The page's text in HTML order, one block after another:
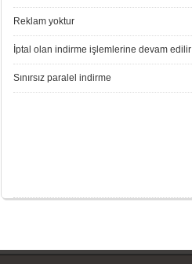
Reklam yoktur
İptal olan indirme işlemlerine devam edilir
Sınırsız paralel indirme